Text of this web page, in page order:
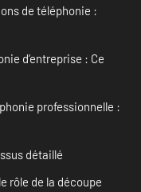
de téléphonie :
d’entreprise : Ce
professionnelle :
détaillé
rôle de la découpe